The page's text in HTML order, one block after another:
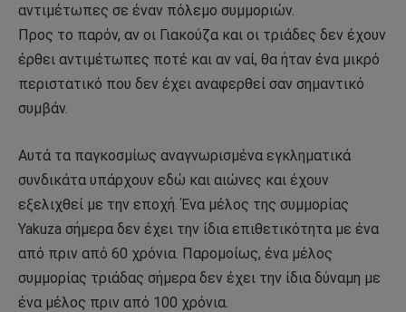
αντιμέτωπες σε έναν πόλεμο συμμοριών.
Προς το παρόν, αν οι Γιακούζα και οι τριάδες δεν έχουν
έρθει αντιμέτωπες ποτέ και αν ναί, θα ήταν ένα μικρό
περιστατικό που δεν έχει αναφερθεί σαν σημαντικό
συμβάν.
Αυτά τα παγκοσμίως αναγνωρισμένα εγκληματικά
συνδικάτα υπάρχουν εδώ και αιώνες και έχουν
εξελιχθεί με την εποχή. Ένα μέλος της συμμορίας
Yakuza σήμερα δεν έχει την ίδια επιθετικότητα με ένα
από πριν από 60 χρόνια. Παρομοίως, ένα μέλος
συμμορίας τριάδας σήμερα δεν έχει την ίδια δύναμη με
ένα μέλος πριν από 100 χρόνια.